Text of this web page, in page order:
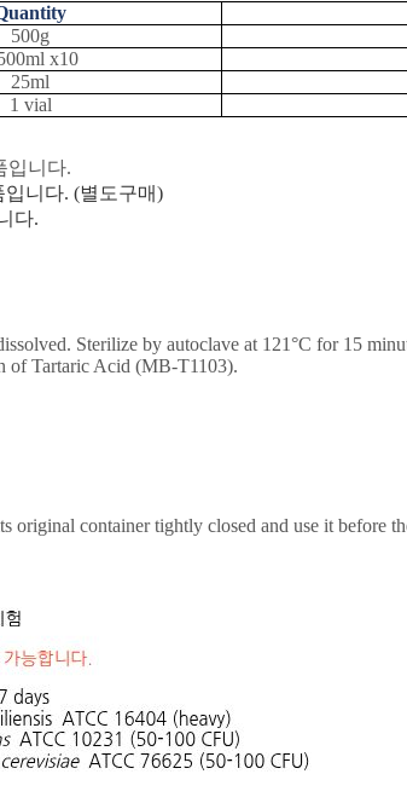
500g
x10
25ml
1 vial
입니다.
입니다. (별도구매)
다.
Sterilize by autoclave at 121 °C for 15
of Tartaric Acid (MB-T1103).
container tightly closed and use it before